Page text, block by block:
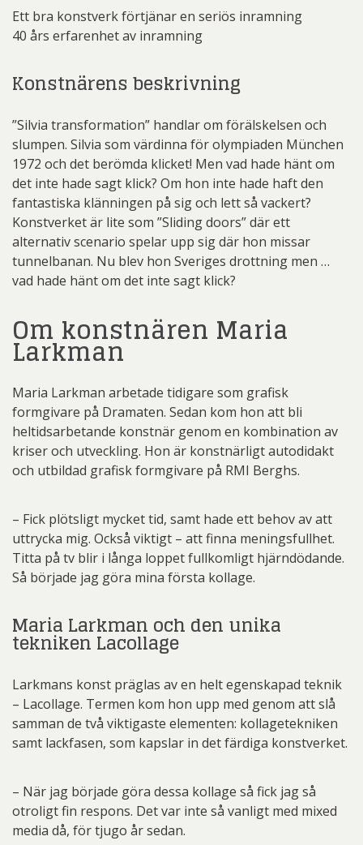
Ett bra konstverk förtjänar en seriös inramning
40 års erfarenhet av inramning
Konstnärens beskrivning
”Silvia transformation” handlar om förälskelsen och
slumpen. Silvia som värdinna för olympiaden München
1972 och det berömda klicket! Men vad hade hänt om
det inte hade sagt klick? Om hon inte hade haft den
fantastiska klänningen på sig och lett så vackert?
Konstverket är lite som ”Sliding doors” där ett
alternativ scenario spelar upp sig där hon missar
tunnelbanan. Nu blev hon Sveriges drottning men …
vad hade hänt om det inte sagt klick?
Om konstnären Maria
Larkman
Maria Larkman arbetade tidigare som grafisk
formgivare på Dramaten. Sedan kom hon att bli
heltidsarbetande konstnär genom en kombination av
kriser och utveckling. Hon är konstnärligt autodidakt
och utbildad grafisk formgivare på RMI Berghs.
– Fick plötsligt mycket tid, samt hade ett behov av att
uttrycka mig. Också viktigt – att finna meningsfullhet.
Titta på tv blir i långa loppet fullkomligt hjärndödande.
Så började jag göra mina första kollage.
Maria Larkman och den unika
tekniken Lacollage
Larkmans konst präglas av en helt egenskapad teknik
– Lacollage. Termen kom hon upp med genom att slå
samman de två viktigaste elementen: kollagetekniken
samt lackfasen, som kapslar in det färdiga konstverket.
– När jag började göra dessa kollage så fick jag så
otroligt fin respons. Det var inte så vanligt med mixed
media då, för tjugo år sedan.